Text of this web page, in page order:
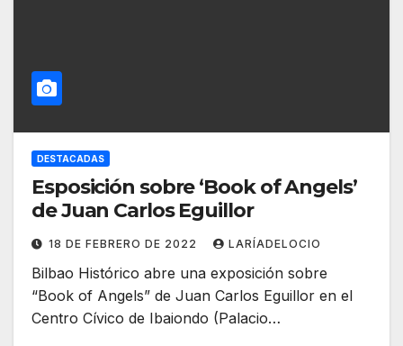
DESTACADAS
Esposición sobre ‘Book of Angels’
de Juan Carlos Eguillor
18 DE FEBRERO DE 2022 LARÍADELOCIO
Bilbao Histórico abre una exposición sobre
“Book of Angels” de Juan Carlos Eguillor en el
Centro Cívico de Ibaiondo (Palacio…